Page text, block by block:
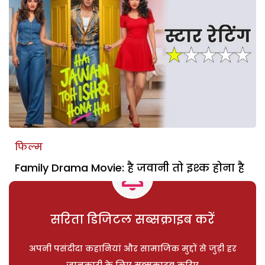
फिल्म
Family Drama Movie: है जवानी तो इश्क होना है
सरिता डिजिटल सब्सक्राइब करें
अपनी पसंदीदा कहानियां और सामाजिक मुद्दों से जुड़ी हर